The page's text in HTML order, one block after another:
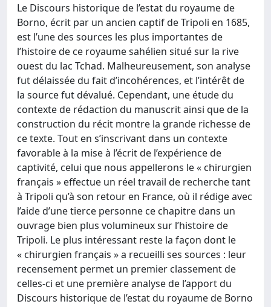
Le Discours historique de l’estat du royaume de
Borno, écrit par un ancien captif de Tripoli en 1685,
est l’une des sources les plus importantes de
l’histoire de ce royaume sahélien situé sur la rive
ouest du lac Tchad. Malheureusement, son analyse
fut délaissée du fait d’incohérences, et l’intérêt de
la source fut dévalué. Cependant, une étude du
contexte de rédaction du manuscrit ainsi que de la
construction du récit montre la grande richesse de
ce texte. Tout en s’inscrivant dans un contexte
favorable à la mise à l’écrit de l’expérience de
captivité, celui que nous appellerons le « chirurgien
français » effectue un réel travail de recherche tant
à Tripoli qu’à son retour en France, où il rédige avec
l’aide d’une tierce personne ce chapitre dans un
ouvrage bien plus volumineux sur l’histoire de
Tripoli. Le plus intéressant reste la façon dont le
« chirurgien français » a recueilli ses sources : leur
recensement permet un premier classement de
celles-ci et une première analyse de l’apport du
Discours historique de l’estat du royaume de Borno